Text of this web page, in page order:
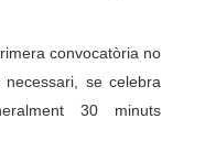
convocatòria no
necessari, se celebra
30 minuts